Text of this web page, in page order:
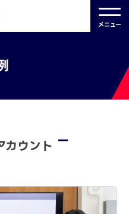
メニュー
ウント